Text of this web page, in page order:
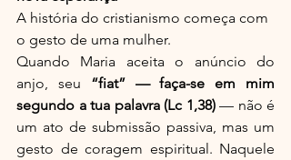
A história do cristianismo começa com
o gesto de uma mulher.
Quando Maria aceita o anúncio do
anjo, seu “fiat” — faça-se em mim
segundo a tua palavra (Lc 1,38) — não é
um ato de submissão passiva, mas um
gesto de coragem espiritual. Naquele